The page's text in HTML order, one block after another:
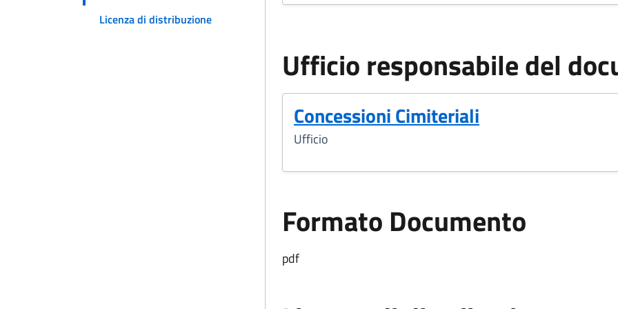
Licenza di distribuzione
Ufficio responsabile del
Concessioni Cimiteriali
Ufficio
Formato Documento
pdf